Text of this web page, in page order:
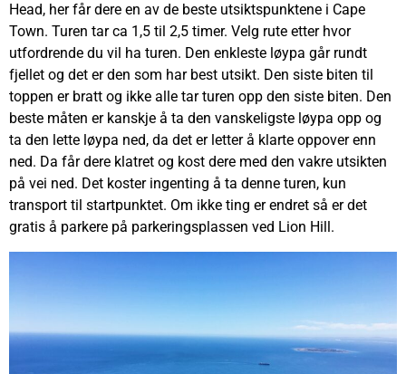
Head, her får dere en av de beste utsiktspunktene i Cape
Town. Turen tar ca 1,5 til 2,5 timer. Velg rute etter hvor
utfordrende du vil ha turen. Den enkleste løypa går rundt
fjellet og det er den som har best utsikt. Den siste biten til
toppen er bratt og ikke alle tar turen opp den siste biten. Den
beste måten er kanskje å ta den vanskeligste løypa opp og
ta den lette løypa ned, da det er letter å klarte oppover enn
ned. Da får dere klatret og kost dere med den vakre utsikten
på vei ned. Det koster ingenting å ta denne turen, kun
transport til startpunktet. Om ikke ting er endret så er det
gratis å parkere på parkeringsplassen ved Lion Hill.